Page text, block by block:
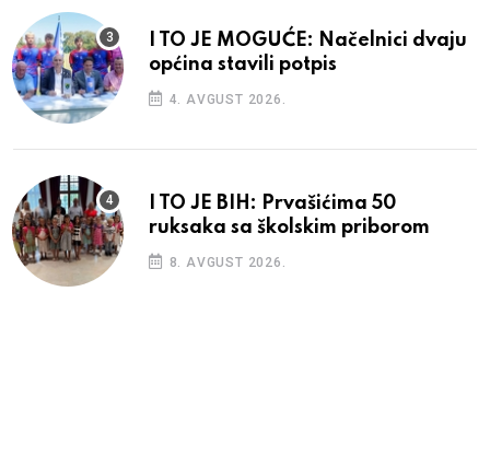
I TO JE MOGUĆE: Načelnici dvaju
općina stavili potpis
4. AVGUST 2026.
I TO JE BIH: Prvašićima 50
ruksaka sa školskim priborom
8. AVGUST 2026.